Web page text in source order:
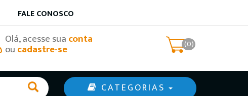
FALE CONOSCO
Olá, acesse suaconta
oucadastre-se (0)
CATEGORIAS